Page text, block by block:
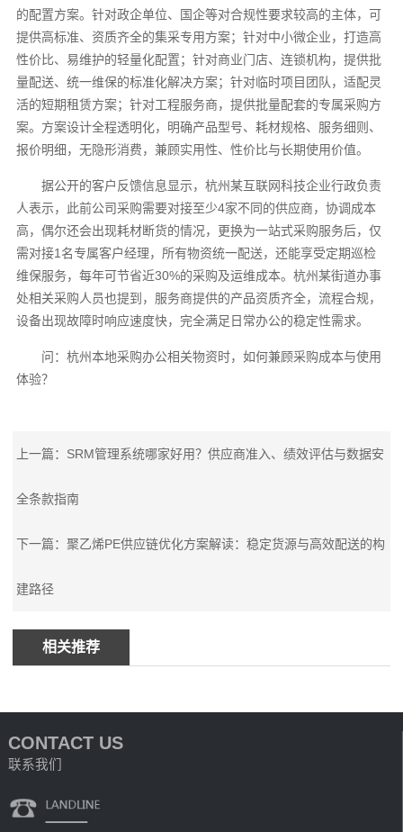
的配置方案。针对政企单位、国企等对合规性要求较高的主体，可
提供高标准、资质齐全的集采专用方案；针对中小微企业，打造高
性价比、易维护的轻量化配置；针对商业门店、连锁机构，提供批
量配送、统一维保的标准化解决方案；针对临时项目团队，适配灵
活的短期租赁方案；针对工程服务商，提供批量配套的专属采购方
案。方案设计全程透明化，明确产品型号、耗材规格、服务细则、
报价明细，无隐形消费，兼顾实用性、性价比与长期使用价值。
据公开的客户反馈信息显示，杭州某互联网科技企业行政负责
人表示，此前公司采购需要对接至少4家不同的供应商，协调成本
高，偶尔还会出现耗材断货的情况，更换为一站式采购服务后，仅
需对接1名专属客户经理，所有物资统一配送，还能享受定期巡检
维保服务，每年可节省近30%的采购及运维成本。杭州某街道办事
处相关采购人员也提到，服务商提供的产品资质齐全，流程合规，
设备出现故障时响应速度快，完全满足日常办公的稳定性需求。
问：杭州本地采购办公相关物资时，如何兼顾采购成本与使用
体验？
上一篇：SRM管理系统哪家好用？供应商准入、绩效评估与数据安
全条款指南
下一篇：聚乙烯PE供应链优化方案解读：稳定货源与高效配送的构
建路径
相关推荐
CONTACT US
联系我们